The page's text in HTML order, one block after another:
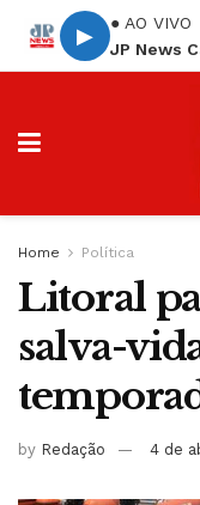
▶
● AO VIVO
JP News
Home Política
Litoral
salva-
by Redação 4 de